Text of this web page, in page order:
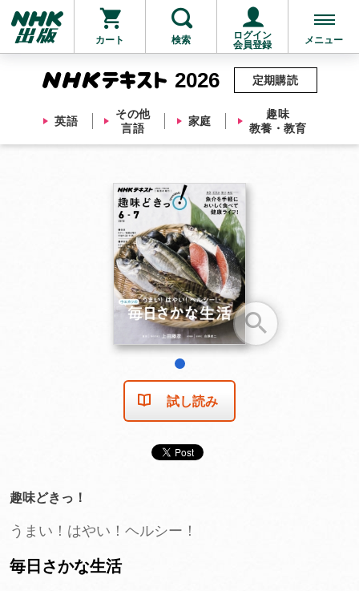
カート 検索
ログイン
会員登録
メニュー
2026
英語
その他
言語
家庭
趣味
教養・教育
定期購読
他にも商品を買う
試し読み
趣味どきっ！
うまい！はやい！ヘルシー！
毎日さかな生活